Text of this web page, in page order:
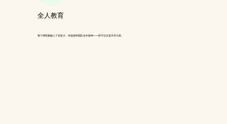
全人教育
每个课程都融入了创造力、幸福感和团队合作精神——而不仅仅是学术方面。